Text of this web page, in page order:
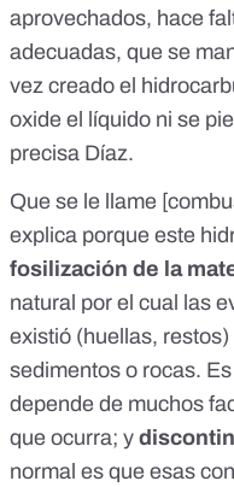
aprovechados, hace
adecuadas, que se
vez creado el
oxide el líquido ni se
precisa Díaz.
Que se le llame
explica porque este
fosilización de la
natural por el cual las
existió (huellas,
sedimentos o rocas.
depende de muchos
que ocurra; y
normal es que esas